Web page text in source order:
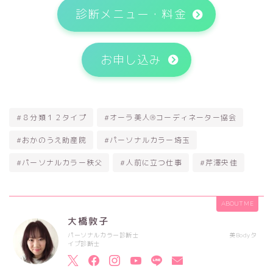
診断メニュー・料金
お申し込み
#８分類１２タイプ #オーラ美人®コーディネーター協会
#おかのうえ助産院 #パーソナルカラー埼玉
#パーソナルカラー秩父 #人前に立つ仕事 #芹澤央佳
ABOUT ME
大橋敦子
パーソナルカラー診断士 美Bodyタ
イプ診断士